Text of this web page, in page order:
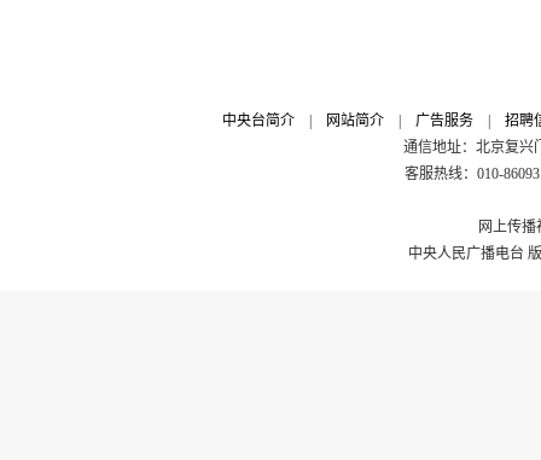
中央台简介 网站简介 广告服务
招聘
通信地址：北京复兴
客服热线：010-
网上传播
中央人民广播电台